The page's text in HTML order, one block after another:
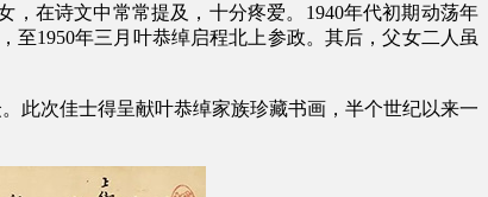
在诗文中常常提及，十分疼爱。1940年代初期动荡年
至1950年三月叶恭绰启程北上参政。其后，父女二人虽
此次佳士得呈献叶恭绰家族珍藏书画，半个世纪以来一